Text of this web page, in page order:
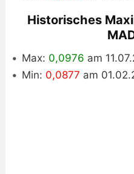
Historisches
Max: 0,0976 am
Min: 0,0877 am